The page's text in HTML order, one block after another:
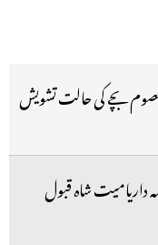
بچے کی حالت تشویش
داریامیت شاہ قبول